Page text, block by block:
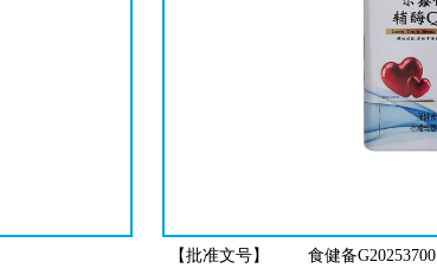
【批准文号】 食健备